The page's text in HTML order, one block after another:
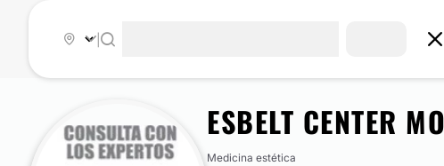
ESBELT CENTER
Medicina estética